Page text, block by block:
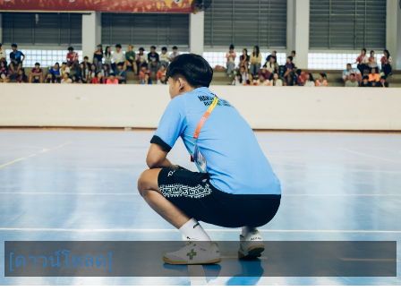
[ดาวน์โหลด]